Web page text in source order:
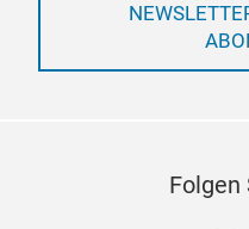
Folgen